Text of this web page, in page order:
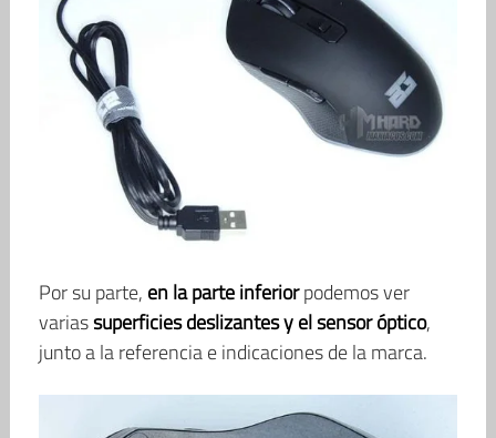
Por su parte, en la parte inferiorpodemos ver
variassuperficies deslizantes y el sensor óptico,
junto a la referencia e indicaciones de la marca.